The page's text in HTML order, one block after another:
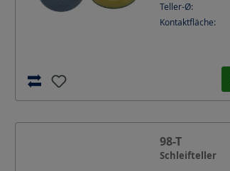
Teller-Ø:
Kontaktfläche:
98-T
Schleifteller